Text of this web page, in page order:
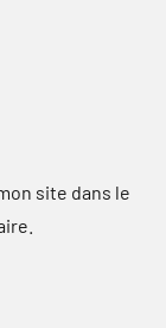
site dans le